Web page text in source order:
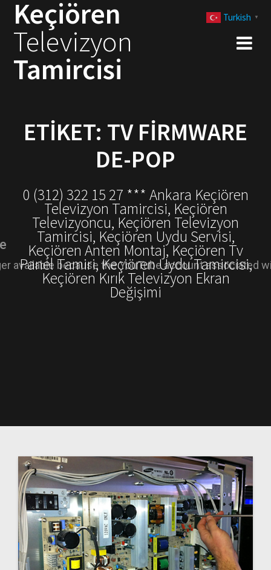
Keçiören
Televizyon
Tamircisi
ETIKET: TV FIRMWARE
DE-POP
0 (312) 322 15 27 *** Ankara Keçiören
Televizyon Tamircisi, Keçiören
Televizyoncu, Keçiören Televizyon
Tamircisi, Keçiören Uydu Servisi,
Keçiören Anten Montaj, Keçiören Tv
Panel Tamiri, Keçiören Uydu Tamircisi,
Keçiören Kırık Televizyon Ekran
Değişimi
Turkish ▼